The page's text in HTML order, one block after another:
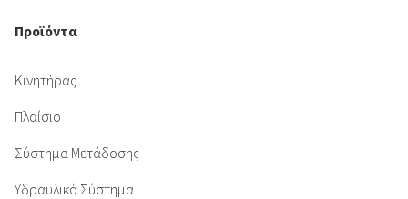
Προϊόντα
Κινητήρας
Πλαίσιο
Σύστημα Μετάδοσης
Υδραυλικό Σύστημα